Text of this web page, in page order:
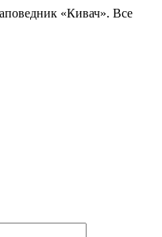
«Кивач». Все